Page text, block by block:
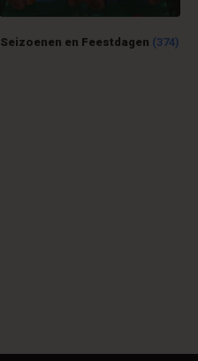
Seizoenen en Feestdagen (374)